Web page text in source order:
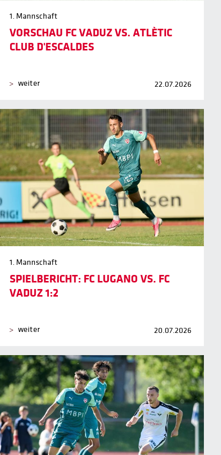
1. Mannschaft
VORSCHAU FC VADUZ VS. ATLÈTIC
CLUB D'ESCALDES
weiter 22.07.2026
1. Mannschaft
SPIELBERICHT: FC LUGANO VS. FC
VADUZ 1:2
weiter 20.07.2026